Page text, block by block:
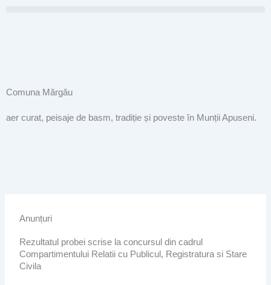
Comuna Mărgău
aer curat, peisaje de basm, tradiție și poveste în Munții Apuseni.
Anunțuri
Rezultatul probei scrise la concursul din cadrul
Compartimentului Relatii cu Publicul, Registratura si Stare
Civila